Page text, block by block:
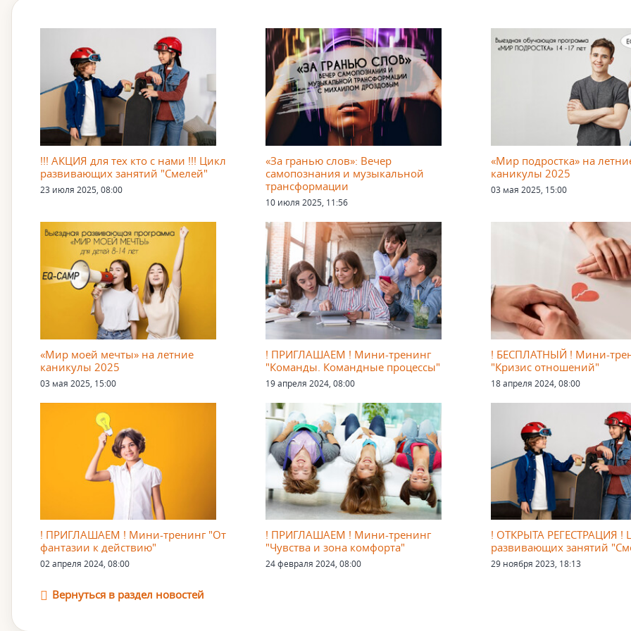
!!! АКЦИЯ для тех кто с нами !!! Цикл
развивающих занятий "Смелей"
23 июля 2025, 08:00
«За гранью слов»: Вечер
самопознания и музыкальной
трансформации
10 июля 2025, 11:56
«Мир подростка» на
каникулы 2025
03 мая 2025, 15:00
«Мир моей мечты» на летние
каникулы 2025
03 мая 2025, 15:00
! ПРИГЛАШАЕМ ! Мини-тренинг
"Команды. Командные процессы"
19 апреля 2024, 08:00
! БЕСПЛАТНЫЙ ! Мини-
"Кризис отношений"
18 апреля 2024, 08:00
! ПРИГЛАШАЕМ ! Мини-тренинг "От
фантазии к действию"
02 апреля 2024, 08:00
! ПРИГЛАШАЕМ ! Мини-тренинг
"Чувства и зона комфорта"
24 февраля 2024, 08:00
! ОТКРЫТА РЕГЕСТРАЦИЯ !
развивающих занятий
29 ноября 2023, 18:13
Вернуться в раздел новостей